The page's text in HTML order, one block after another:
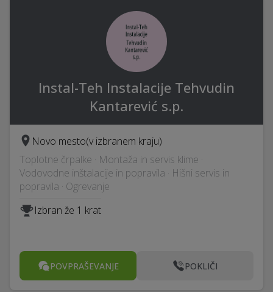
Instal-Teh Instalacije Tehvudin
Kantarević s.p.
Novo mesto(v izbranem kraju)
Toplotne črpalke · Montaža in servis klime ·
Vodovodne inštalacije in popravila · Hišni servis in
popravila · Ogrevanje
Izbran že 1 krat
POVPRAŠEVANJE POKLIČI